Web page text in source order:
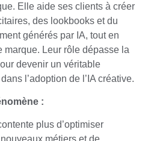
Elle aide ses clients à créer
des lookbooks et du
générés par IA, tout en
marque. Leur rôle dépasse la
devenir un véritable
l’adoption de l’IA créative.
:
plus d’optimiser